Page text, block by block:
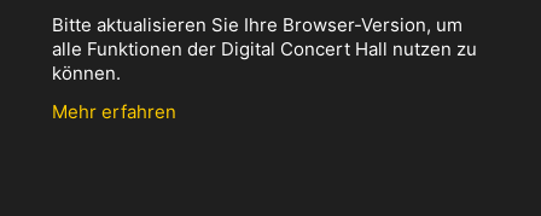
Bitte aktualisieren Sie Ihre Browser-Version, um
alle Funktionen der Digital Concert Hall nutzen zu
können.
Mehr erfahren